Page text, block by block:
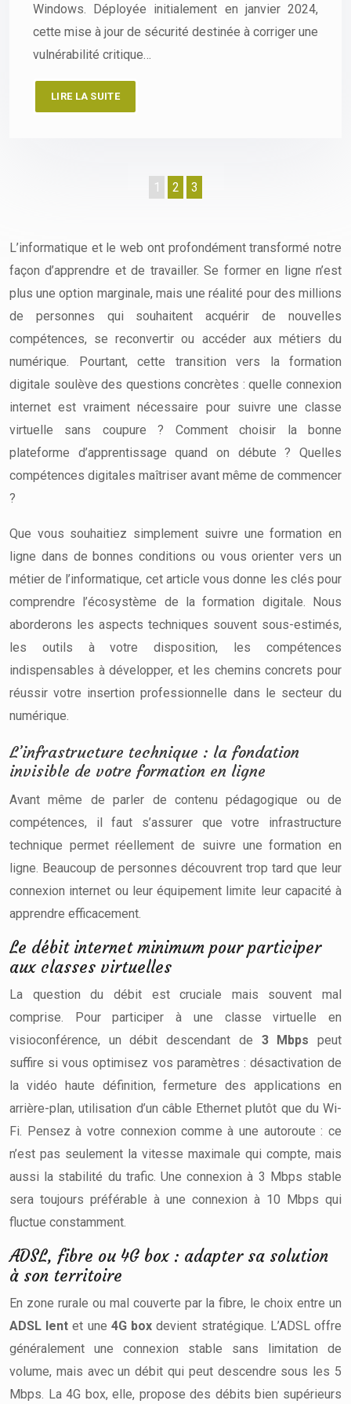
Windows. Déployée initialement en janvier 2024,
cette mise à jour de sécurité destinée à corriger une
vulnérabilité critique…
LIRE LA SUITE
1 2 3
L’informatique et le web ont profondément transformé notre
façon d’apprendre et de travailler. Se former en ligne n’est
plus une option marginale, mais une réalité pour des millions
de personnes qui souhaitent acquérir de nouvelles
compétences, se reconvertir ou accéder aux métiers du
numérique. Pourtant, cette transition vers la formation
digitale soulève des questions concrètes : quelle connexion
internet est vraiment nécessaire pour suivre une classe
virtuelle sans coupure ? Comment choisir la bonne
plateforme d’apprentissage quand on débute ? Quelles
compétences digitales maîtriser avant même de commencer
?
Que vous souhaitiez simplement suivre une formation en
ligne dans de bonnes conditions ou vous orienter vers un
métier de l’informatique, cet article vous donne les clés pour
comprendre l’écosystème de la formation digitale. Nous
aborderons les aspects techniques souvent sous-estimés,
les outils à votre disposition, les compétences
indispensables à développer, et les chemins concrets pour
réussir votre insertion professionnelle dans le secteur du
numérique.
L’infrastructure technique : la fondation
invisible de votre formation en ligne
Avant même de parler de contenu pédagogique ou de
compétences, il faut s’assurer que votre infrastructure
technique permet réellement de suivre une formation en
ligne. Beaucoup de personnes découvrent trop tard que leur
connexion internet ou leur équipement limite leur capacité à
apprendre efficacement.
Le débit internet minimum pour participer
aux classes virtuelles
La question du débit est cruciale mais souvent mal
comprise. Pour participer à une classe virtuelle en
visioconférence, un débit descendant de 3 Mbps peut
suffire si vous optimisez vos paramètres : désactivation de
la vidéo haute définition, fermeture des applications en
arrière-plan, utilisation d’un câble Ethernet plutôt que du Wi-
Fi. Pensez à votre connexion comme à une autoroute : ce
n’est pas seulement la vitesse maximale qui compte, mais
aussi la stabilité du trafic. Une connexion à 3 Mbps stable
sera toujours préférable à une connexion à 10 Mbps qui
fluctue constamment.
ADSL, fibre ou 4G box : adapter sa solution
à son territoire
En zone rurale ou mal couverte par la fibre, le choix entre un
ADSL lent et une 4G box devient stratégique. L’ADSL offre
généralement une connexion stable sans limitation de
volume, mais avec un débit qui peut descendre sous les 5
Mbps. La 4G box, elle, propose des débits bien supérieurs